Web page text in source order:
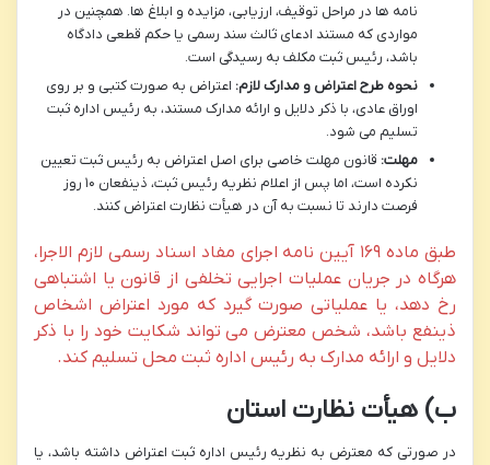
نامه ها در مراحل توقیف، ارزیابی، مزایده و ابلاغ ها. همچنین در
مواردی که مستند ادعای ثالث سند رسمی یا حکم قطعی دادگاه
باشد، رئیس ثبت مکلف به رسیدگی است.
نحوه طرح اعتراض و مدارک لازم: اعتراض به صورت کتبی و بر روی
اوراق عادی، با ذکر دلایل و ارائه مدارک مستند، به رئیس اداره ثبت
تسلیم می شود.
مهلت: قانون مهلت خاصی برای اصل اعتراض به رئیس ثبت تعیین
نکرده است، اما پس از اعلام نظریه رئیس ثبت، ذینفعان ۱۰ روز
فرصت دارند تا نسبت به آن در هیأت نظارت اعتراض کنند.
طبق ماده ۱۶۹ آیین نامه اجرای مفاد اسناد رسمی لازم الاجرا،
هرگاه در جریان عملیات اجرایی تخلفی از قانون یا اشتباهی
رخ دهد، یا عملیاتی صورت گیرد که مورد اعتراض اشخاص
ذینفع باشد، شخص معترض می تواند شکایت خود را با ذکر
دلایل و ارائه مدارک به رئیس اداره ثبت محل تسلیم کند.
ب) هیأت نظارت استان
در صورتی که معترض به نظریه رئیس اداره ثبت اعتراض داشته باشد، یا